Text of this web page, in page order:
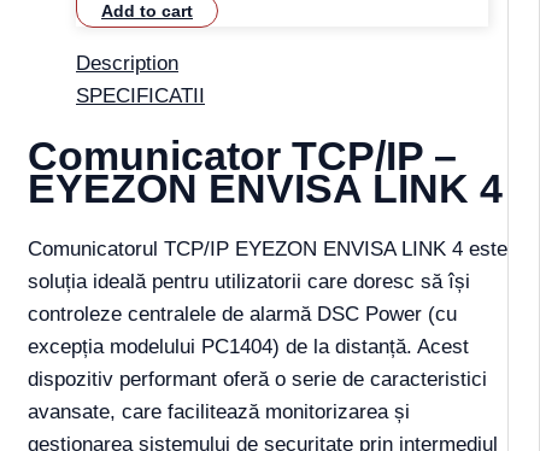
Add to cart
Description
SPECIFICATII
Comunicator TCP/IP –
EYEZON ENVISA LINK 4
Comunicatorul TCP/IP EYEZON ENVISA LINK 4 este
soluția ideală pentru utilizatorii care doresc să își
controleze centralele de alarmă DSC Power (cu
excepția modelului PC1404) de la distanță. Acest
dispozitiv performant oferă o serie de caracteristici
avansate, care facilitează monitorizarea și
gestionarea sistemului de securitate prin intermediul